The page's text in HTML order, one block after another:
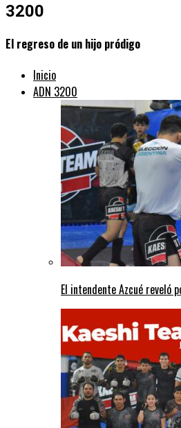
3200
El regreso de un hijo pródigo
Inicio
ADN 3200
El intendente Azcué reveló